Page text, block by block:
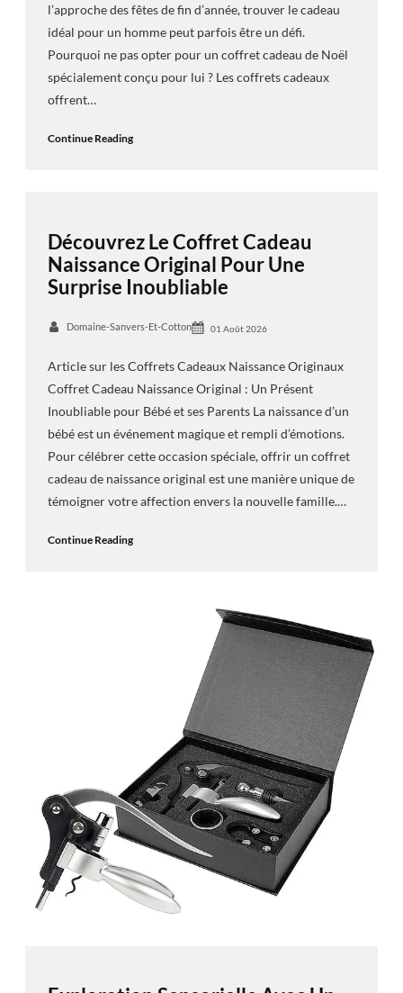
l’approche des fêtes de fin d’année, trouver le cadeau
idéal pour un homme peut parfois être un défi.
Pourquoi ne pas opter pour un coffret cadeau de Noël
spécialement conçu pour lui ? Les coffrets cadeaux
offrent…
Continue Reading
Découvrez Le Coffret Cadeau
Naissance Original Pour Une
Surprise Inoubliable
Domaine-Sanvers-Et-Cotton 01 Août 2026
Article sur les Coffrets Cadeaux Naissance Originaux
Coffret Cadeau Naissance Original : Un Présent
Inoubliable pour Bébé et ses Parents La naissance d’un
bébé est un événement magique et rempli d’émotions.
Pour célébrer cette occasion spéciale, offrir un coffret
cadeau de naissance original est une manière unique de
témoigner votre affection envers la nouvelle famille.…
Continue Reading